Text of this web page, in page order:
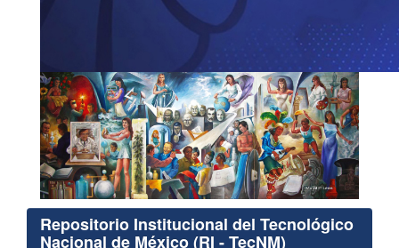
Repositorio Institucional del Tecnológico
Nacional de México (RI - TecNM)